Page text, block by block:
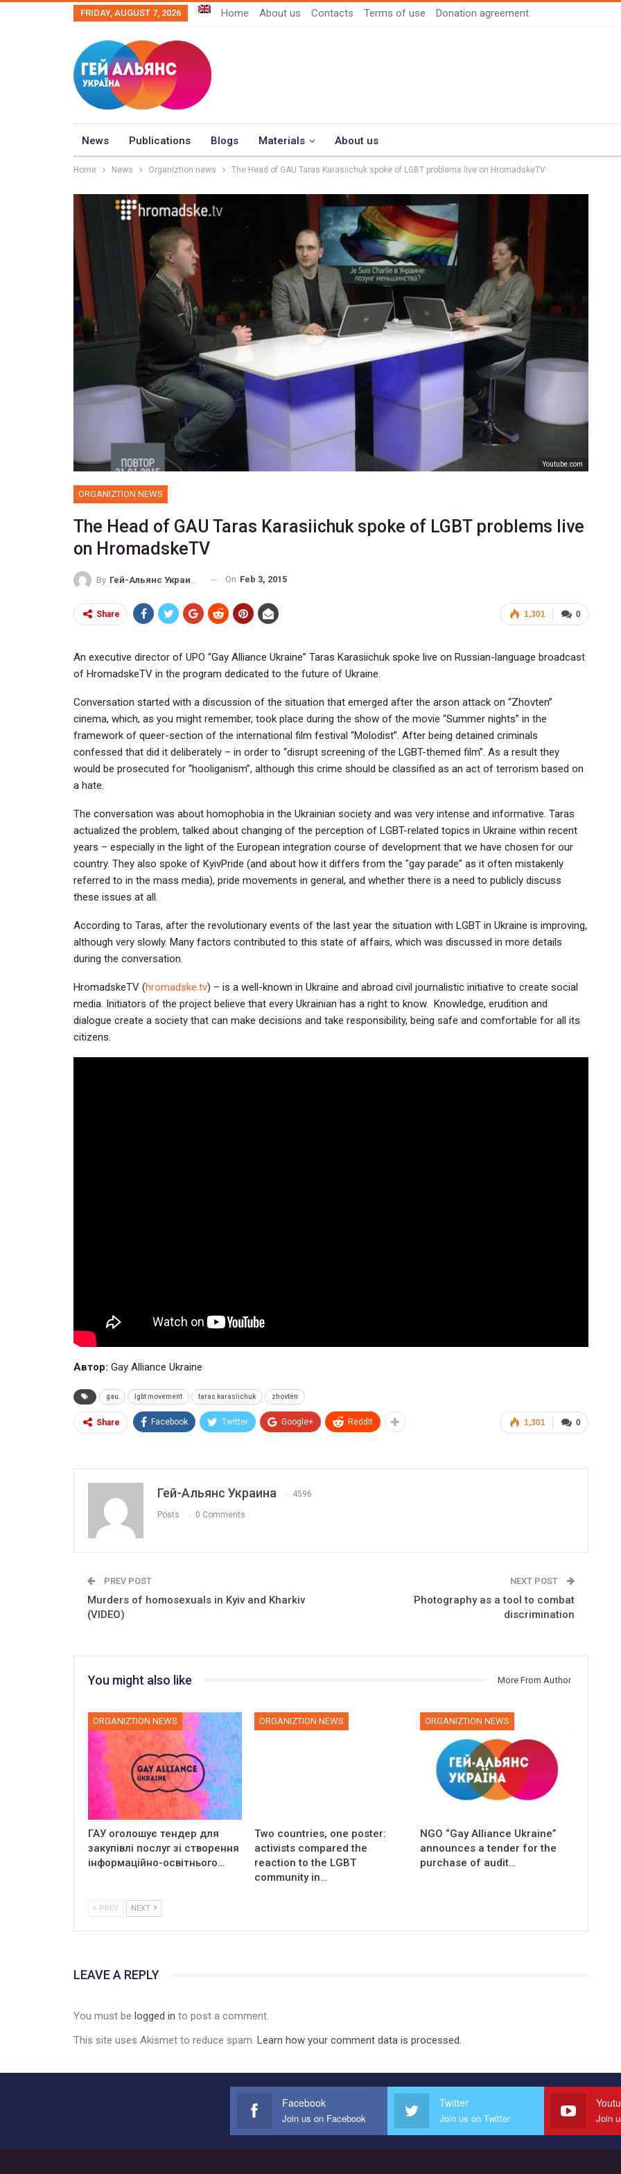
FRIDAY, AUGUST 7, 2026 Home About us Contacts Terms of use Donation agreement
News Publications Blogs Materials About us
Home News Organiztion news The Head of GAU Taras Karasiichuk spoke of LGBT problems live on HromadskeTV
Youtube.com
ORGANIZTION NEWS
The Head of GAU Taras Karasiichuk spoke of LGBT problems live
on HromadskeTV
By Гей-Альянс Украина On Feb 3, 2015
0
1,301
Share
Аn executive director of UPO “Gay Alliance Ukraine” Taras Karasiichuk spoke live on Russian-language broadcast
of HromadskeTV in the program dedicated to the future of Ukraine.
Conversation started with a discussion of the situation that emerged after the arson attack on “Zhovten”
cinema, which, as you might remember, took place during the show of the movie “Summer nights” in the
framework of queer-section of the international film festival “Molodist”. After being detained criminals
confessed that did it deliberately – in order to “disrupt screening of the LGBT-themed film”. As a result they
would be prosecuted for “hooliganism”, although this crime should be classified as an act of terrorism based on
a hate.
The conversation was about homophobia in the Ukrainian society and was very intense and informative. Taras
actualized the problem, talked about changing of the perception of LGBT-related topics in Ukraine within recent
years – especially in the light of the European integration course of development that we have chosen for our
country. They also spoke of KyivPride (and about how it differs from the "gay parade" as it often mistakenly
referred to in the mass media), pride movements in general, and whether there is a need to publicly discuss
these issues at all.
According to Taras, after the revolutionary events of the last year the situation with LGBT in Ukraine is improving,
although very slowly. Many factors contributed to this state of affairs, which was discussed in more details
during the conversation.
HromadskeTV (hromadske.tv) – is a well-known in Ukraine and abroad civil journalistic initiative to create social
media. Initiators of the project believe that every Ukrainian has a right to know. Knowledge, erudition and
dialogue create a society that can make decisions and take responsibility, being safe and comfortable for all its
citizens.
Автор: Gay Alliance Ukraine
gau lgbt movement taras karasiichuk zhovten
0
1,301
Share Facebook Twitter Google+ ReddIt
Гей-Альянс Украина 4596
Posts 0 Comments
PREV POST
Murders of homosexuals in Kyiv and Kharkiv
(VIDEO)
NEXT POST
Photography as a tool to combat
discrimination
You might also like More From Author
ORGANIZTION NEWS
ГАУ оголошує тендер для
закупівлі послуг зі створення
інформаційно-освітнього…
ORGANIZTION NEWS
Two countries, one poster:
activists compared the
reaction to the LGBT
community in…
ORGANIZTION NEWS
NGO “Gay Alliance Ukraine”
announces a tender for the
purchase of audit…
PREV NEXT
LEAVE A REPLY
You must be logged in to post a comment.
This site uses Akismet to reduce spam. Learn how your comment data is processed.
Facebook
Join us on Facebook
Twitter
Join us on Twitter Join